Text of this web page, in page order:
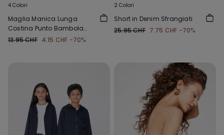
4 Colori
Maglia Manica Lunga
Costina Punto Bambola
Girocollo Bimba
13.95 CHF 4.15 CHF -70%
2 Colori
Short in Denim Sfrangiati
25.95 CHF 7.75 CHF -70%